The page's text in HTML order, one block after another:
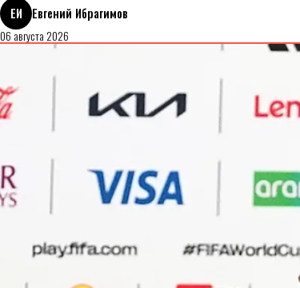
ЕИ
Евгений Ибрагимов
06 августа 2026